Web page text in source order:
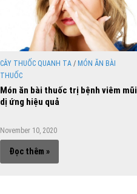
CÂY THUỐC QUANH TA / MÓN ĂN BÀI
THUỐC
Món ăn bài thuốc trị bệnh viêm mũi
dị ứng hiệu quả
November 10, 2020
Đọc thêm »